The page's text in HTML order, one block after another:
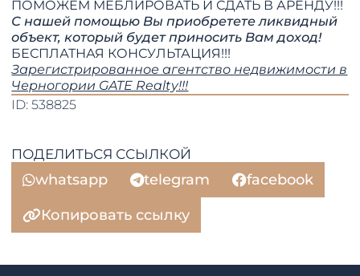
​​​​​​​ПОМОЖЕМ МЕБЛИРОВАТЬ И СДАТЬ В АРЕНДУ!!!
С нашей помощью Вы приобретете ликвидный
объект, который будет приносить Вам доход!
БЕСПЛАТНАЯ КОНСУЛЬТАЦИЯ!!!
Зарегистрированное агентство недвижимости в
Черногории GATE Realty!!!
ID: 538825
ПОДЕЛИТЬСЯ ССЫЛКОЙ
whatsapp telegram
facebook
Копировать ссылку